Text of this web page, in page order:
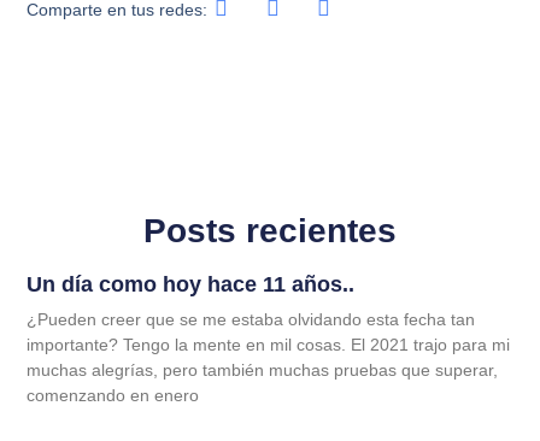
Comparte en tus redes:
Posts recientes
Un día como hoy hace 11 años..
¿Pueden creer que se me estaba olvidando esta fecha tan
importante? Tengo la mente en mil cosas. El 2021 trajo para mi
muchas alegrías, pero también muchas pruebas que superar,
comenzando en enero